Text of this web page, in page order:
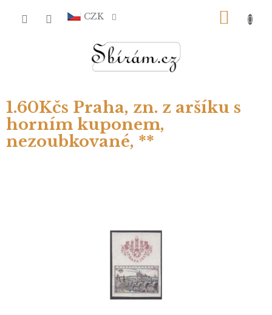
CZK
1.60Kčs Praha, zn. z aršíku s
horním kuponem,
nezoubkované, **